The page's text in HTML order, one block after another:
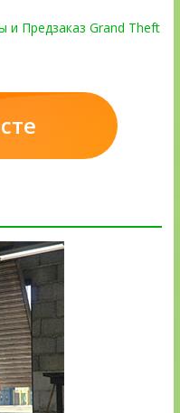
и Предзаказ Grand Theft